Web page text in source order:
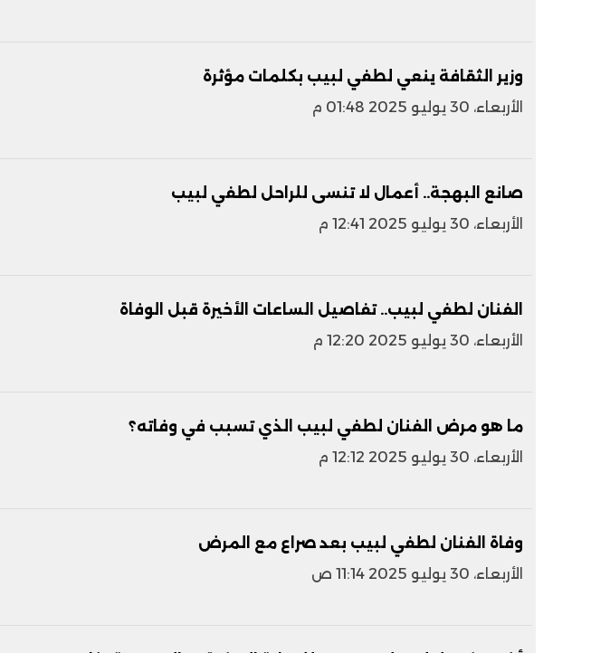
وزير الثقافة ينعي لطفي لبيب بكلمات مؤثرة
الأربعاء، 30 يوليو 2025 01:48 م
صانع البهجة.. أعمال لا تنسى للراحل لطفي لبيب
الأربعاء، 30 يوليو 2025 12:41 م
الفنان لطفي لبيب.. تفاصيل الساعات الأخيرة قبل الوفاة
الأربعاء، 30 يوليو 2025 12:20 م
ما هو مرض الفنان لطفي لبيب الذي تسبب في وفاته؟
الأربعاء، 30 يوليو 2025 12:12 م
وفاة الفنان لطفي لبيب بعد صراع مع المرض
الأربعاء، 30 يوليو 2025 11:14 ص